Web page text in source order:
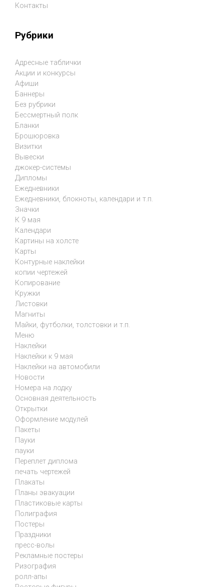
Контакты
Рубрики
Адресные таблички
Акции и конкурсы
Афиши
Баннеры
Без рубрики
Бессмертный полк
Бланки
Брошюровка
Визитки
Вывески
джокер-системы
Дипломы
Ежедневники
Ежедневники, блокноты, календари и т.п.
Значки
К 9 мая
Календари
Картины на холсте
Карты
Контурные наклейки
копии чертежей
Копирование
Кружки
Листовки
Магниты
Майки, футболки, толстовки и т.п.
Меню
Наклейки
Наклейки к 9 мая
Наклейки на автомобили
Новости
Номера на лодку
Основная деятельность
Открытки
Оформление модулей
Пакеты
Пауки
пауки
Переплет диплома
печать чертежей
Плакаты
Планы эвакуации
Пластиковые карты
Полиграфия
Постеры
Праздники
пресс-волы
Рекламные постеры
Ризография
ролл-апы